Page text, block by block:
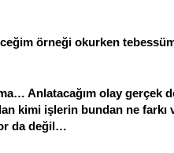
örneği okurken
Anlatacağım olay gerçek
kimi işlerin bundan ne farkı
da değil…